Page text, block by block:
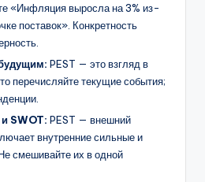
«Инфляция выросла на 3% из-
поставок». Конкретность
PEST — это взгляд в
перечисляйте текущие события;
SWOT: PEST — внешний
внутренние сильные и
смешивайте их в одной